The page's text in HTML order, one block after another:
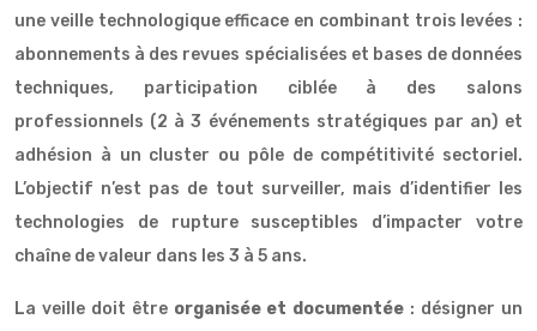
une veille technologique efficace en combinant trois levées :
abonnements à des revues spécialisées et bases de données
techniques, participation ciblée à des salons
professionnels (2 à 3 événements stratégiques par an) et
adhésion à un cluster ou pôle de compétitivité sectoriel.
L’objectif n’est pas de tout surveiller, mais d’identifier les
technologies de rupture susceptibles d’impacter votre
chaîne de valeur dans les 3 à 5 ans.
La veille doit être organisée et documentée : désigner un